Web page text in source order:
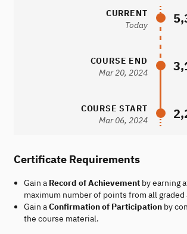
CURRENT
Today
COURSE END
Mar 20, 2024
COURSE START
Mar 06, 2024
Certificate Requirements
Gain a Record of Achievementby earning
maximum number of points from all graded
Gain aConfirmation of Participationby
the course material.